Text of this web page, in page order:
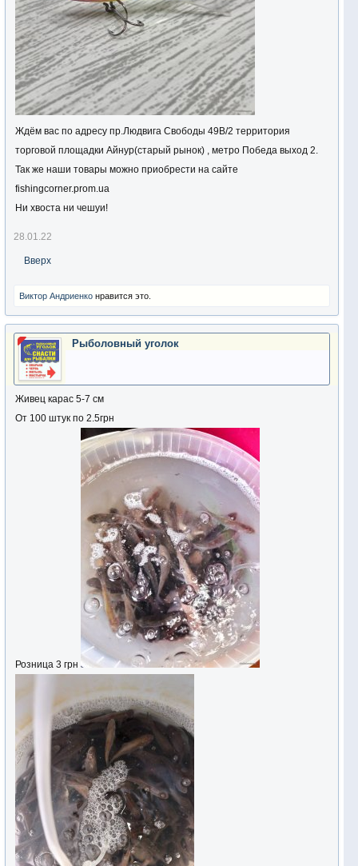
Ждём вас по адресу пр.Людвига Свободы 49В/2 территория
торговой площадки Айнур(старый рынок) , метро Победа выход 2.
Так же наши товары можно приобрести на сайте
fishingcorner.prom.ua
Ни хвоста ни чешуи!
28.01.22
Вверх
Виктор Андриенко нравится это.
Рыболовный уголок
Живец карас 5-7 см
От 100 штук по 2.5грн
Розница 3 грн